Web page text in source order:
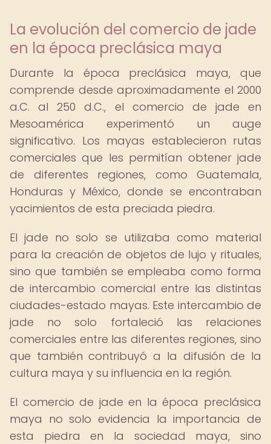
La evolución del comercio de jade
en la época preclásica maya
Durante la época preclásica maya, que
comprende desde aproximadamente el 2000
a.C. al 250 d.C., el comercio de jade en
Mesoamérica experimentó un auge
significativo. Los mayas establecieron rutas
comerciales que les permitían obtener jade
de diferentes regiones, como Guatemala,
Honduras y México, donde se encontraban
yacimientos de esta preciada piedra.
El jade no solo se utilizaba como material
para la creación de objetos de lujo y rituales,
sino que también se empleaba como forma
de intercambio comercial entre las distintas
ciudades-estado mayas. Este intercambio de
jade no solo fortaleció las relaciones
comerciales entre las diferentes regiones, sino
que también contribuyó a la difusión de la
cultura maya y su influencia en la región.
El comercio de jade en la época preclásica
maya no solo evidencia la importancia de
esta piedra en la sociedad maya, sino